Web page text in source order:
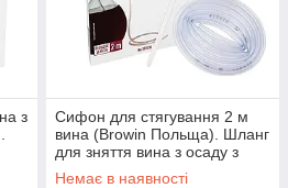
з
Сифон для стягування 2 м
вина (Browin Польща). Шланг
для зняття вина з осаду з
наконечником зі скла
Немає в наявності